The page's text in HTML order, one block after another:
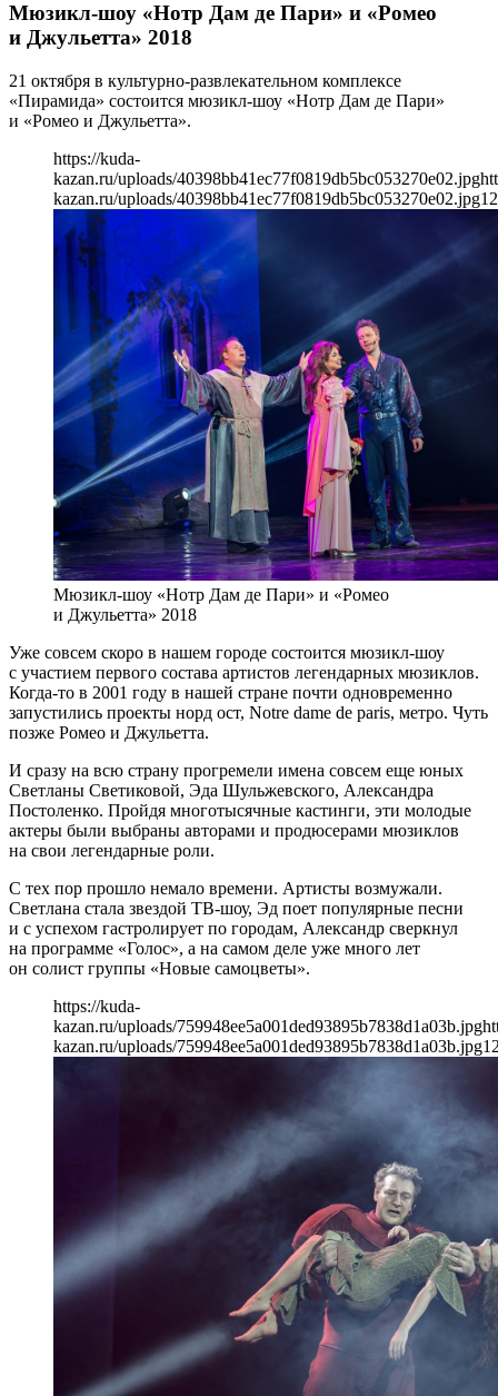
Мюзикл-шоу «Нотр Дам де Пари» и «Ромео
и Джульетта» 2018
21 октября в культурно-развлекательном комплексе
«Пирамида» состоится мюзикл-шоу «Нотр Дам де Пари»
и «Ромео и Джульетта».
https://kuda-
kazan.ru/uploads/40398bb41ec77f0819db5bc053270e02.jpg
kazan.ru/uploads/40398bb41ec77f0819db5bc053270e02.jpg
Мюзикл-шоу «Нотр Дам де Пари» и «Ромео
и Джульетта» 2018
Уже совсем скоро в нашем городе состоится мюзикл-шоу
с участием первого состава артистов легендарных мюзиклов.
Когда-то в 2001 году в нашей стране почти одновременно
запустились проекты норд ост, Notre dame de paris, метро. Чуть
позже Ромео и Джульетта.
И сразу на всю страну прогремели имена совсем еще юных
Светланы Светиковой, Эда Шульжевского, Александра
Постоленко. Пройдя многотысячные кастинги, эти молодые
актеры были выбраны авторами и продюсерами мюзиклов
на свои легендарные роли.
С тех пор прошло немало времени. Артисты возмужали.
Светлана стала звездой ТВ-шоу, Эд поет популярные песни
и с успехом гастролирует по городам, Александр сверкнул
на программе «Голос», а на самом деле уже много лет
он солист группы «Новые самоцветы».
https://kuda-
kazan.ru/uploads/759948ee5a001ded93895b7838d1a03b.jpg
kazan.ru/uploads/759948ee5a001ded93895b7838d1a03b.jpg